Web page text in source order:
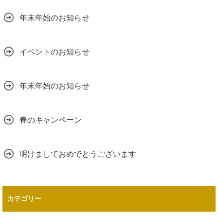
年末年始のお知らせ
イベントのお知らせ
年末年始のお知らせ
春のキャンペーン
明けましておめでとうございます
カテゴリー